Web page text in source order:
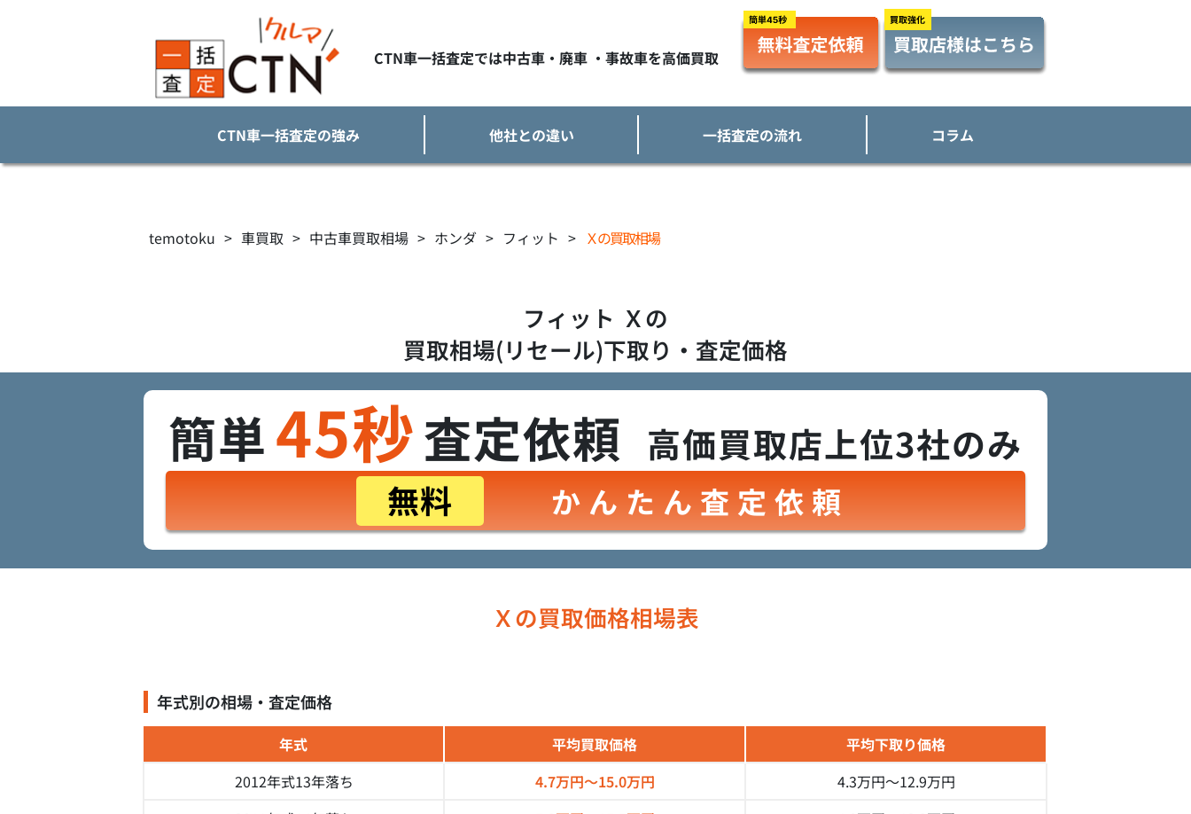
CTN車一括査定では中古車・廃車 ・事故車を高価買取
CTN車一括査定の強み 他社との違い 一括査定の流れ コラム
temotoku > 車買取 > 中古車買取相場 > ホンダ > フィット > Ｘの買取相場
フィット Ｘの
買取相場(リセール)下取り・査定価格
簡単45秒査定依頼 高価買取店上位3社のみ
無料 かんたん査定依頼
Ｘの買取価格相場表
年式別の相場・査定価格
年式 平均買取価格
平均下取り価格
2012年式13年落ち 4.7万円～15.0万円 4.3万円～12.9万円